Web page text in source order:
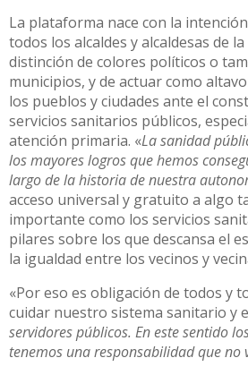
La plataforma nace con la
todos los alcaldes y alcaldesas de
distinción de colores políticos o
municipios, y de actuar como
los pueblos y ciudades ante el
servicios sanitarios públicos,
atención primaria. «La sanidad
los mayores logros que hemos
largo de la historia de nuestra
acceso universal y gratuito a algo
importante como los servicios
pilares sobre los que descansa el
la igualdad entre los vecinos y
«Por eso es obligación de todos y
cuidar nuestro sistema sanitario y
servidores públicos. En este sentido
tenemos una responsabilidad que no